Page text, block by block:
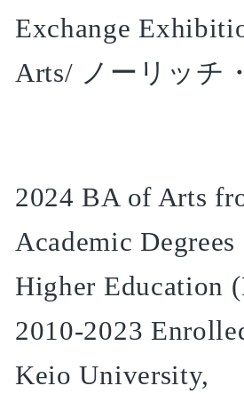
Exchange
Arts/ ノーリッチ
2024 BA of Arts
Academic
Higher Education
2010-2023
Keio University,